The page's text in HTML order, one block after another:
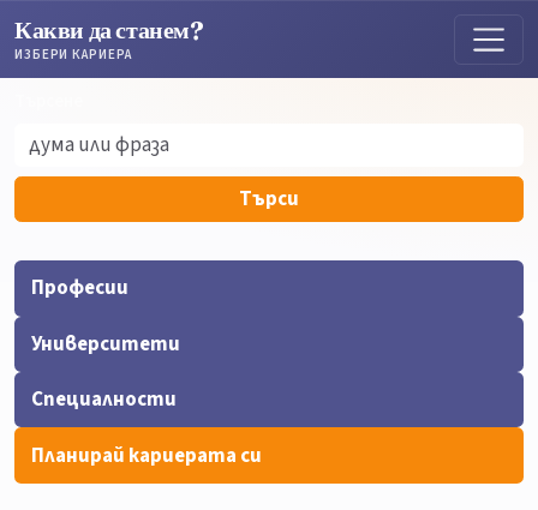
Какви да станем?
ИЗБЕРИ КАРИЕРА
Търси
Професии
Университети
Специалности
Планирай кариерата си